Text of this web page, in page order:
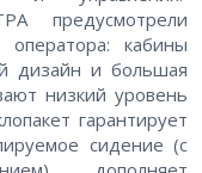
предусмотрели
кабины
дизайн и большая
низкий уровень
гарантирует
сидение (с